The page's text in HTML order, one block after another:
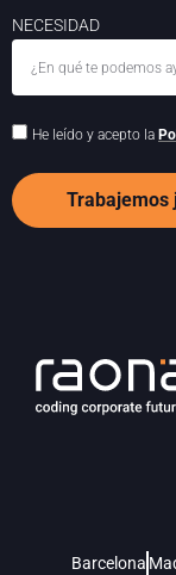
NECESIDAD
He leído y acepto la
Trabajemos
Barcelona